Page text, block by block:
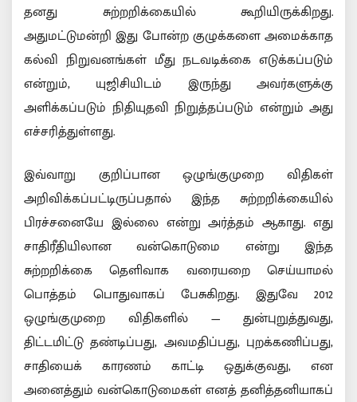
தனது சுற்றறிக்கையில் கூறியிருக்கிறது.
அதுமட்டுமன்றி இது போன்ற குழுக்களை அமைக்காத
கல்வி நிறுவனங்கள் மீது நடவடிக்கை எடுக்கப்படும்
என்றும், யுஜிசியிடம் இருந்து அவர்களுக்கு
அளிக்கப்படும் நிதியுதவி நிறுத்தப்படும் என்றும் அது
எச்சரித்துள்ளது.
இவ்வாறு குறிப்பான ஒழுங்குமுறை விதிகள்
அறிவிக்கப்பட்டிருப்பதால் இந்த சுற்றறிக்கையில்
பிரச்சனையே இல்லை என்று அர்த்தம் ஆகாது. எது
சாதிரீதியிலான வன்கொடுமை என்று இந்த
சுற்றறிக்கை தெளிவாக வரையறை செய்யாமல்
பொத்தம் பொதுவாகப் பேசுகிறது. இதுவே 2012
ஒழுங்குமுறை விதிகளில் — துன்புறுத்துவது,
திட்டமிட்டு தண்டிப்பது, அவமதிப்பது, புறக்கணிப்பது,
சாதியைக் காரணம் காட்டி ஒதுக்குவது, என
அனைத்தும் வன்கொடுமைகள் எனத் தனித்தனியாகப்